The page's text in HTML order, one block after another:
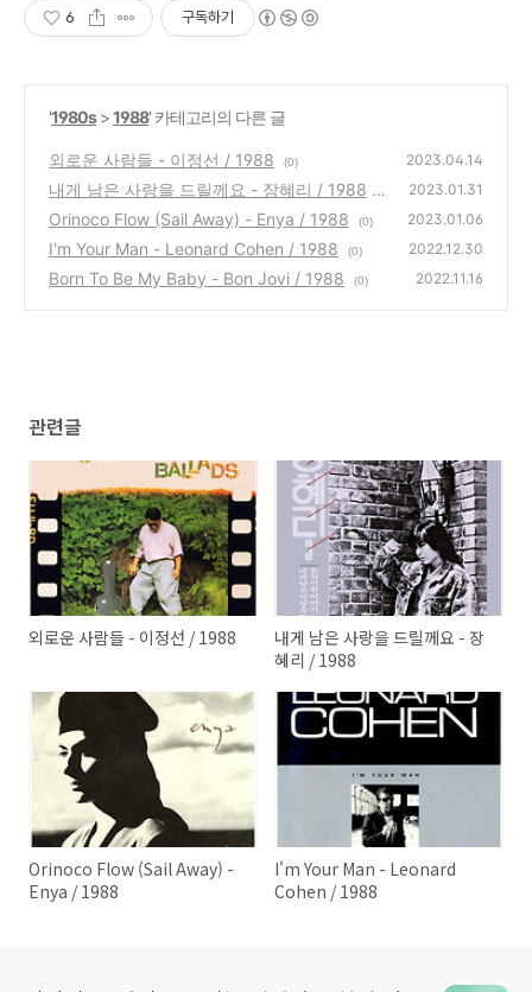
6 구독하기
'1980s>1988' 카테고리의 다른 글
외로운 사람들 - 이정선 / 1988 (0) 2023.04.14
내게 남은 사랑을 드릴께요 - 장혜리 / 1988
(0)
2023.01.31
Orinoco Flow (Sail Away) - Enya / 1988 (0) 2023.01.06
I'm Your Man - Leonard Cohen / 1988 (0) 2022.12.30
Born To Be My Baby - Bon Jovi / 1988 (0) 2022.11.16
관련글
외로운 사람들 - 이정선 / 1988
내게 남은 사랑을 드릴께요 - 장
혜리 / 1988
Orinoco Flow (Sail Away) -
Enya / 1988
I'm Your Man - Leonard
Cohen / 1988